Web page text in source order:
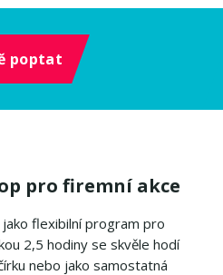
poptat
pro firemní akce
flexibilní program pro
2,5 hodiny se skvěle hodí
nebo jako samostatná